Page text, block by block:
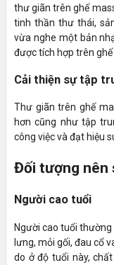
thư giãn trên ghế
tinh thần thư thái,
vừa nghe một bản
được tích hợp trên ghế
Cải thiện sự tập
Thư giãn trên ghế
hơn cũng như tập
công việc và đạt hiệu
Đối tượng nên
Người cao tuổi
Người cao tuổi
lưng, mỏi gối, đau cổ
do ở độ tuổi này,